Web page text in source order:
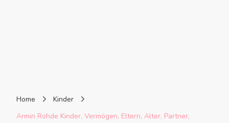
Home
Kinder
Armin Rohde Kinder, Vermögen, Eltern, Alter, Partner,